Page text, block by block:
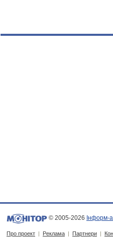
© 2005-2026 Інформ-
Про проект | Реклама | Партнери |